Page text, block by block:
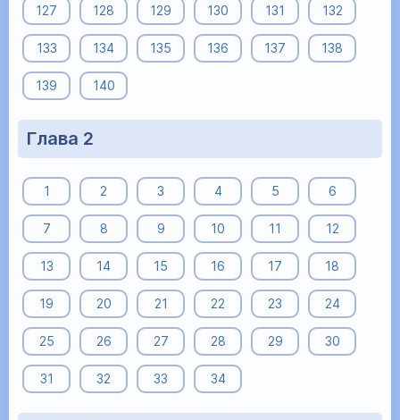
127 128 129 130 131 132
133 134 135 136 137 138
139 140
Глава 2
1 2 3 4 5 6
7 8 9 10 11 12
13 14 15 16 17 18
19 20 21 22 23 24
25 26 27 28 29 30
31 32 33 34